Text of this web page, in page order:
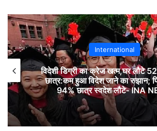
International
विदेशी डिग्री का क्रेज खत्म,घर लौटे
छात्र:कम हुआ विदेश जाने का रुझान;
94% छात्र स्वदेश लौटे- INA